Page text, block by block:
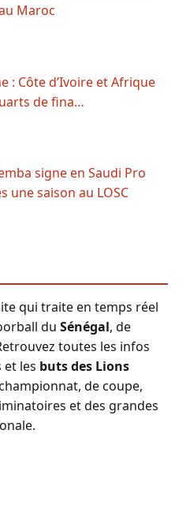
Maroc
: Côte d’Ivoire et Afrique
de fina…
signe en Saudi Pro
une saison au LOSC
qui traite en temps réel
du Sénégal, de
toutes les infos
les buts des Lions
de coupe,
et des grandes